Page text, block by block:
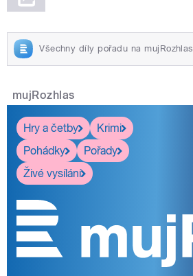
Všechny díly pořadu na mujRozhlas
mujRozhlas
Hry a četby
Krimi
Pohádky
Pořady
Živé vysílání